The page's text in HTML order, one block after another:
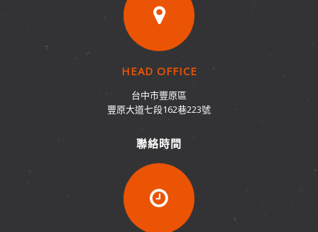
HEAD OFFICE
台中市豐原區
豐原大道七段162巷223號
聯絡時間